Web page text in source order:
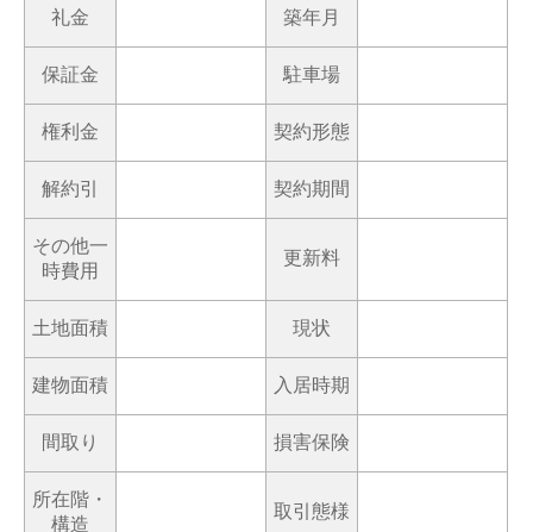
礼金 築年月
保証金 駐車場
権利金 契約形態
解約引 契約期間
その他一
時費用
更新料
土地面積 現状
建物面積 入居時期
間取り 損害保険
所在階・
構造
取引態様